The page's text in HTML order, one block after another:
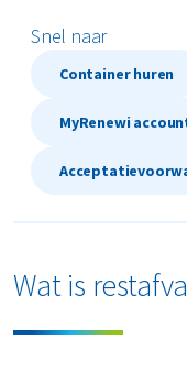
Restafval
Vertrouwelijk
Snel naar
Container huren
MyRenewi
Wat is